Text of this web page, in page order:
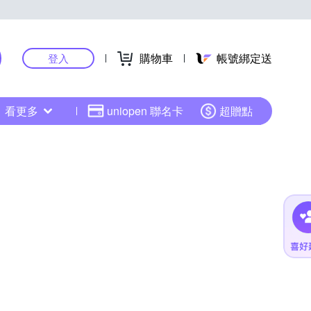
登入 購物車 帳號綁定送
看更多 uniopen 聯名卡 超贈點